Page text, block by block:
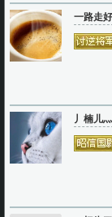
一路走
丿楠儿